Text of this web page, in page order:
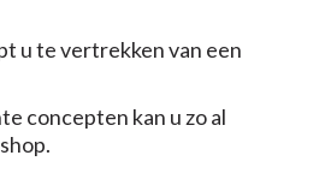
u te vertrekken van een
concepten kan u zo al